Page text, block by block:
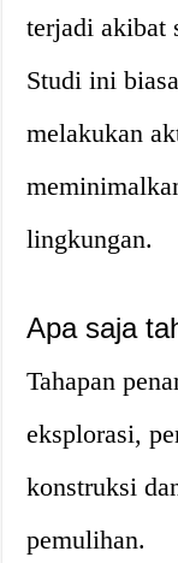
terjadi akibat
Studi ini
melakukan
lingkungan.
Apa saja
Tahapan
eksplorasi,
konstruksi
pemulihan.